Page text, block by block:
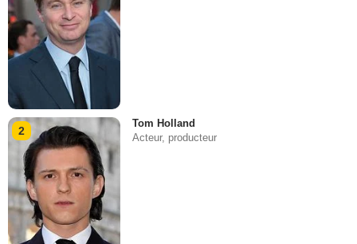
2
Tom Holland
Acteur, producteur